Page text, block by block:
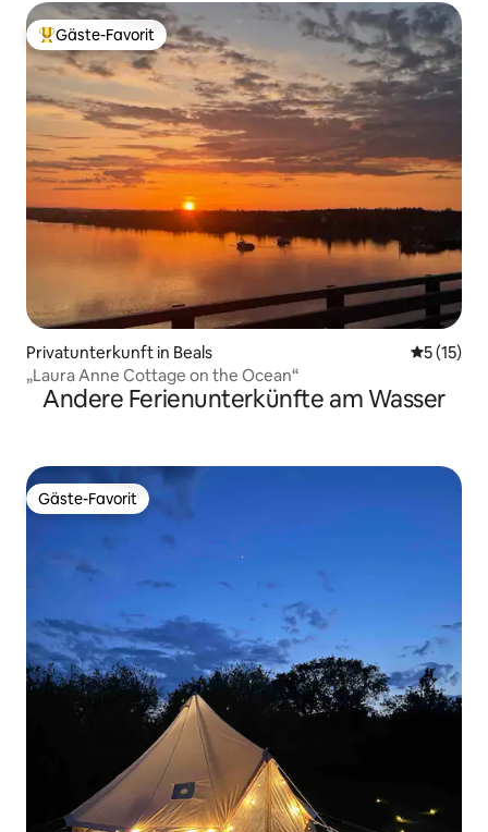
Beliebter Gäste-Favorit.
Gäste-Favorit
Privatunterkunft in Beals
5 (15)
„Laura Anne Cottage on the Ocean“
Andere Ferienunterkünfte am Wasser
Gäste-Favorit
Gäste-Favorit